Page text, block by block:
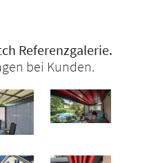
Referenzgalerie.
bei Kunden.